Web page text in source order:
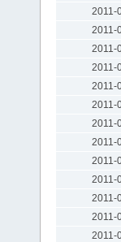
2011-
2011-
2011-
2011-
2011-
2011-
2011-
2011-
2011-
2011-
2011-
2011-
2011-